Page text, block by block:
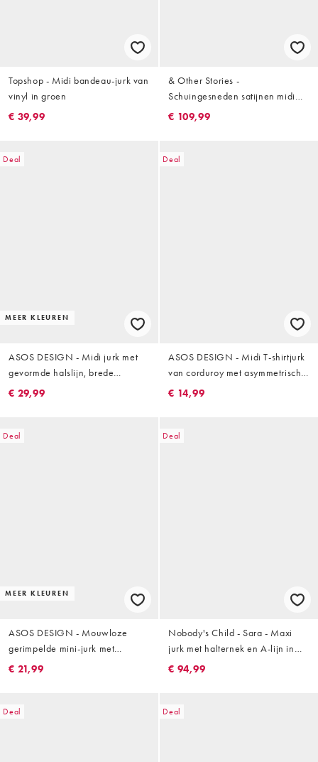
Topshop - Midi bandeau-jurk van
vinyl in groen
€ 39,99
& Other Stories -
Schuingesneden satijnen midi
jurk met bloemenprint in groen
€ 109,99
Deal
MEER KLEUREN
ASOS DESIGN - Midi jurk met
gevormde halslijn, brede
bandjes en gedrapeerde rok in
€ 29,99
Deal
ASOS DESIGN - Midi T-shirtjurk
van corduroy met asymmetrische
kanten zoom in olijfgroen
€ 14,99
Deal
MEER KLEUREN
ASOS DESIGN - Mouwloze
gerimpelde mini-jurk met
leerlook in kaki
€ 21,99
Deal
Nobody's Child - Sara - Maxi
jurk met halternek en A-lijn in
groene bloemenprint
€ 94,99
Deal Deal